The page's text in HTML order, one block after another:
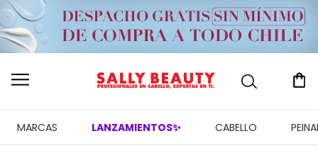
MARCAS LANZAMIENTOS✨ CABELLO